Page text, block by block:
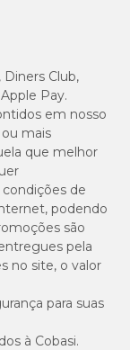
Diners Club,
Pay.
em nosso
mais
que melhor
de
podendo
são
pela
no site, o valor
para suas
à Cobasi.